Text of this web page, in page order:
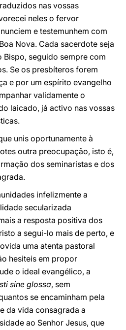
nas vossas
neles o fervor
e testemunhem com
Nova. Cada sacerdote seja
seguido sempre com
Se os presbíteros forem
e por um espírito evangelho
validamente o
laicado, já activo nas vossas
unis oportunamente à
outra preocupação, isto é,
dos seminaristas e dos
infelizmente a
secularizada
a resposta positiva dos
a segui-lo mais de perto, e
uma atenta pastoral
hesiteis em propor
o ideal evangélico, a
sine glossa, sem
se encaminham pela
da vida consagrada a
ao Senhor Jesus, que